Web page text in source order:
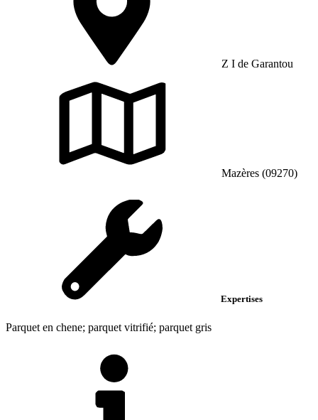
Z I de Garantou
Mazères (09270)
Expertises
Parquet en chene; parquet vitrifié; parquet gris